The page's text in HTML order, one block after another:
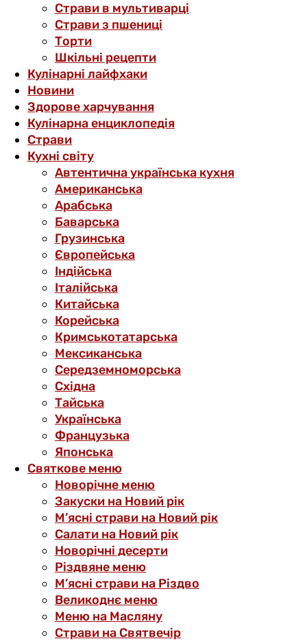
Страви в мультиварці
Страви з пшениці
Торти
Шкільні рецепти
Кулінарні лайфхаки
Новини
Здорове харчування
Кулінарна енциклопедія
Страви
Кухні світу
Автентична українська кухня
Американська
Арабська
Баварська
Грузинська
Європейська
Індійська
Італійська
Китайська
Корейська
Кримськотатарська
Мексиканська
Середземноморська
Східна
Тайська
Українська
Французька
Японська
Святкове меню
Новорічне меню
Закуски на Новий рік
М’ясні страви на Новий рік
Салати на Новий рік
Новорічні десерти
Різдвяне меню
М’ясні страви на Різдво
Великоднє меню
Меню на Масляну
Страви на Святвечір